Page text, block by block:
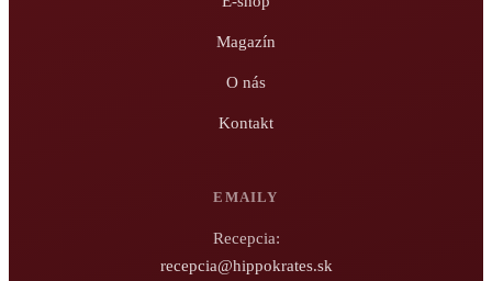
Magazín
O nás
Kontakt
EMAILY
Recepcia:
recepcia@hippokrates.sk